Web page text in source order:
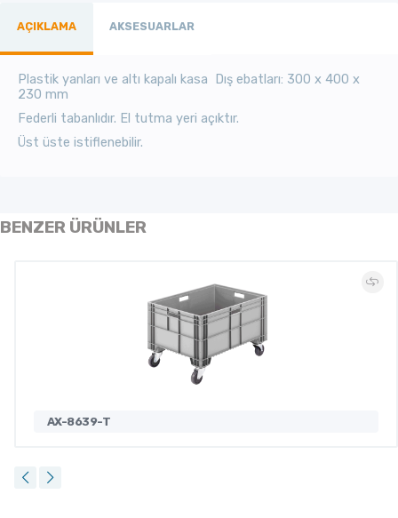
AÇIKLAMA AKSESUARLAR
Plastik yanları ve altı kapalı kasa Dış ebatları: 300 x 400 x
230 mm
Federli tabanlıdır. El tutma yeri açıktır.
Üst üste istiflenebilir.
BENZER ÜRÜNLER
AX-8639-T